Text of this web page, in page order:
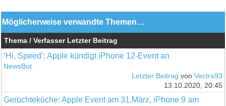
Möglicherweise verwandte Themen…
Thema / Verfasser Letzter Beitrag
‘Hi, Speed’: Apple kündigt iPhone 12-Event an
NewsBot
Letzter Beitrag von Vectra93
13.10.2020, 20:45
Gerüchteküche: Apple Event am 31.März, iPhone 9 am